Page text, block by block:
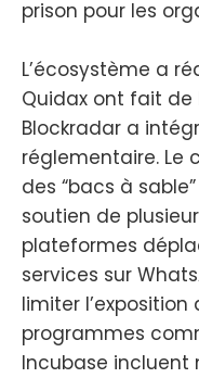
prison pour les
L’écosystème a
Quidax ont fait
Blockradar a
réglementaire. Le
des “bacs à
soutien de
plateformes
services sur
limiter
programmes
Incubase incluent